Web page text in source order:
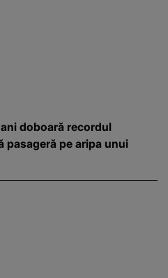
doboară recordul
pasageră pe aripa unui